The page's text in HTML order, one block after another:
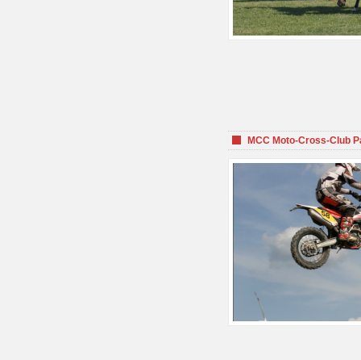
MCC Moto-Cross-Club